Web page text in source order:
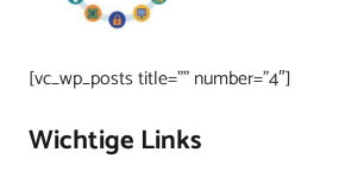
werden
[vc_wp_posts title=”” number=”4″]
Wichtige Links